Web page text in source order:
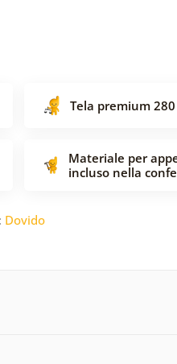
Tela premium 280
Materiale per
incluso nella
Dovido